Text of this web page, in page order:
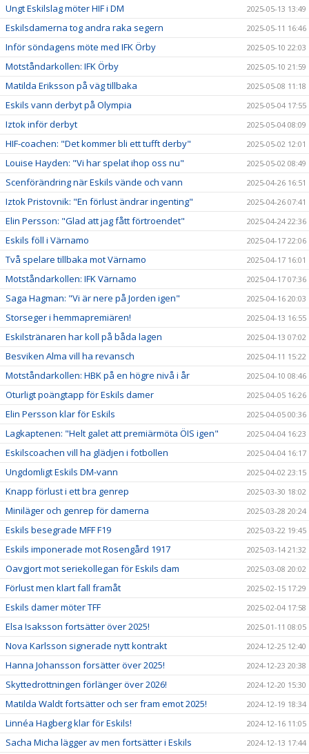
Ungt Eskilslag möter HIF i DM 2025-05-13 13:49
Eskilsdamerna tog andra raka segern 2025-05-11 16:46
Inför söndagens möte med IFK Örby 2025-05-10 22:03
Motståndarkollen: IFK Örby 2025-05-10 21:59
Matilda Eriksson på väg tillbaka 2025-05-08 11:18
Eskils vann derbyt på Olympia 2025-05-04 17:55
Iztok inför derbyt 2025-05-04 08:09
HIF-coachen: "Det kommer bli ett tufft derby" 2025-05-02 12:01
Louise Hayden: "Vi har spelat ihop oss nu" 2025-05-02 08:49
Scenförändring när Eskils vände och vann 2025-04-26 16:51
Iztok Pristovnik: "En förlust ändrar ingenting" 2025-04-26 07:41
Elin Persson: "Glad att jag fått förtroendet" 2025-04-24 22:36
Eskils föll i Värnamo 2025-04-17 22:06
Två spelare tillbaka mot Värnamo 2025-04-17 16:01
Motståndarkollen: IFK Värnamo 2025-04-17 07:36
Saga Hagman: "Vi är nere på Jorden igen" 2025-04-16 20:03
Storseger i hemmapremiären! 2025-04-13 16:55
Eskilstränaren har koll på båda lagen 2025-04-13 07:02
Besviken Alma vill ha revansch 2025-04-11 15:22
Motståndarkollen: HBK på en högre nivå i år 2025-04-10 08:46
Oturligt poängtapp för Eskils damer 2025-04-05 16:26
Elin Persson klar för Eskils 2025-04-05 00:36
Lagkaptenen: "Helt galet att premiärmöta ÖIS igen" 2025-04-04 16:23
Eskilscoachen vill ha glädjen i fotbollen 2025-04-04 16:17
Ungdomligt Eskils DM-vann 2025-04-02 23:15
Knapp förlust i ett bra genrep 2025-03-30 18:02
Miniläger och genrep för damerna 2025-03-28 20:24
Eskils besegrade MFF F19 2025-03-22 19:45
Eskils imponerade mot Rosengård 1917 2025-03-14 21:32
Oavgjort mot seriekollegan för Eskils dam 2025-03-08 20:02
Förlust men klart fall framåt 2025-02-15 17:29
Eskils damer möter TFF 2025-02-04 17:58
Elsa Isaksson fortsätter över 2025! 2025-01-11 08:05
Nova Karlsson signerade nytt kontrakt 2024-12-25 12:40
Hanna Johansson forsätter över 2025! 2024-12-23 20:38
Skyttedrottningen förlänger över 2026! 2024-12-20 15:30
Matilda Waldt fortsätter och ser fram emot 2025! 2024-12-19 18:34
Linnéa Hagberg klar för Eskils! 2024-12-16 11:05
Sacha Micha lägger av men fortsätter i Eskils 2024-12-13 17:44